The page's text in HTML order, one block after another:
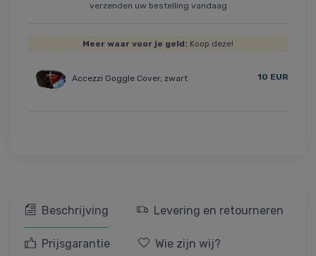
verzenden uw bestelling vandaag
Meer waar voor je geld: Koop deze!
Accezzi Goggle Cover, zwart 10 EUR
Beschrijving Levering en retourneren
Prijsgarantie Wie zijn wij?